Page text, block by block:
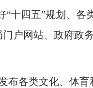
“十四五”规划、各
户网站、政府政
布各类文化、体